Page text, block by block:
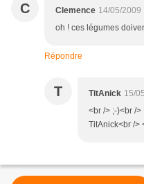
C Clemence 14/05/2009
oh ! ces légumes
Répondre
T TitAnick 15/
<br /> ;-)<br /
TitAnick<br />